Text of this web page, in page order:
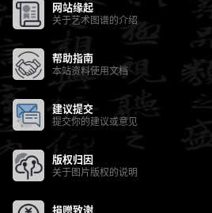
网站缘起
关于艺术图谱的介绍
帮助指南
本站资料使用文档
建议提交
提交你的建议或意见
版权归因
关于图片版权的说明
捐赠致谢